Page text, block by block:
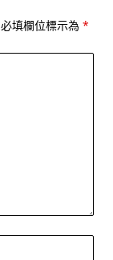
必填欄位標示為 *